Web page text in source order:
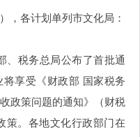
，各计划单列市文化局：
、税务总局公布了首批通
享受《财政部 国家税务
政策问题的通知》（财税
策。各地文化行政部门在